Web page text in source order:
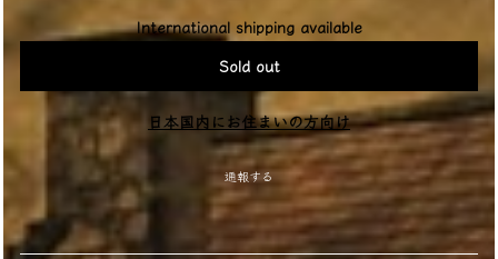
International shipping available
Sold out
日本国内にお住まいの方向け
通報する